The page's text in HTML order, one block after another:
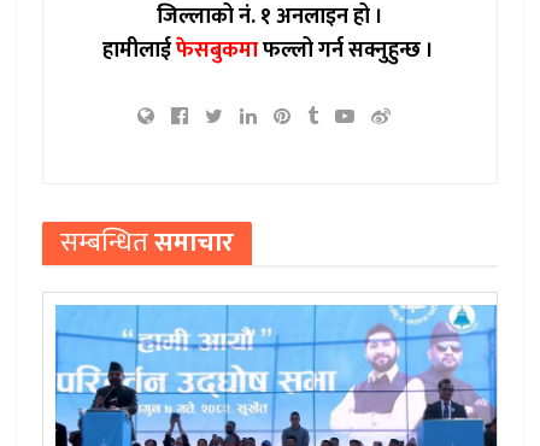
जिल्लाको नं. १ अनलाइन हो ।
हामीलाईफेसबुकमाफल्लो गर्न सक्नुहुन्छ ।
सम्बन्धितसमाचार